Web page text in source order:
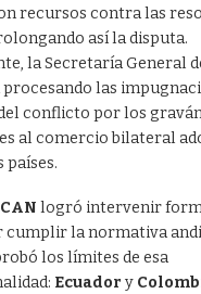
recursos contra las
así la disputa.
la Secretaría General
las
conflicto por los
al comercio bilateral
países.
CAN logró intervenir
cumplir la normativa
los límites de esa
Ecuador y